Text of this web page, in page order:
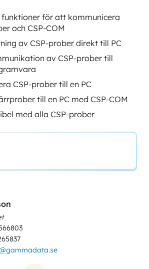
för att kommunicera
och CSP-COM
av CSP-prober direkt till PC
av CSP-prober till
CSP-prober till en PC
till en PC med CSP-COM
med alla CSP-prober